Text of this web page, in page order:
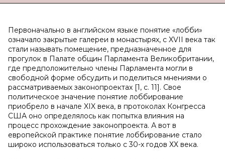
Первоначально в английском языке понятие «лобби»
означало закрытые галереи в монастырях, с XVII века так
стали называть помещение, предназначенное для
прогулок в Палате общин Парламента Великобритании,
где предположительно члены Парламента могли в
свободной форме обсудить и поделиться мнениями о
рассматриваемых законопроектах [1, с. 11]. Свое
политическое значение понятие лоббирование
приобрело в начале XIX века, в протоколах Конгресса
США оно определялось как попытка влияния на
процесс прохождение законопроекта. А вот в
европейской практике понятие лоббирование стало
широко использоваться только с 30-х годов ХХ века.